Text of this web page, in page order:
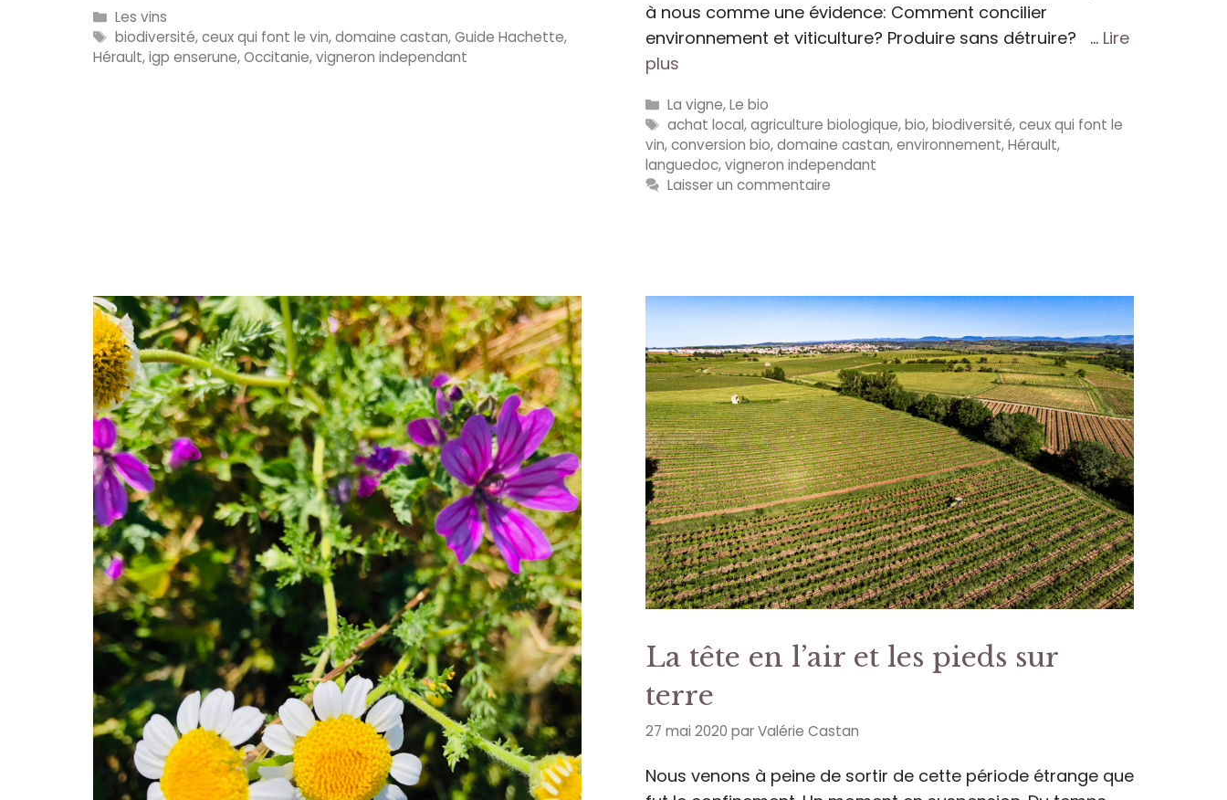
Catégories
Les vins
Étiquettes
biodiversité,ceux qui font le vin,domaine castan,Guide Hachette,
Hérault,igp enserune,Occitanie,vigneron independant
à nous comme une évidence: Comment concilier
environnement et viticulture? Produire sans détruire? … Lire
plus
Catégories
La vigne,Le bio
Étiquettes
achat local,agriculture biologique,bio,biodiversité,ceux qui font le
vin,conversion bio,domaine castan,environnement,Hérault,
languedoc,vigneron independant
Laisser un commentaire
La tête en l’air et les pieds sur
terre
27 mai 2020 parValérie Castan
Nous venons à peine de sortir de cette période étrange que